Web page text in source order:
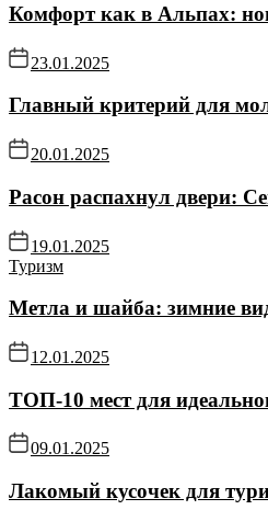
Комфорт как в Альпах:
23.01.2025
Главный критерий для
20.01.2025
Расон распахнул двери:
19.01.2025
Туризм
Метла и шайба: зимние
12.01.2025
ТОП-10 мест для
09.01.2025
Лакомый кусочек для